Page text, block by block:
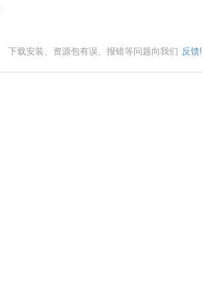
下载安装、资源包有误、报错等问题向我们 反馈!